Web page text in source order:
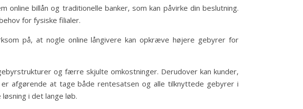
billån og traditionelle banker, som kan påvirke din beslutning.
for fysiske filialer.
på, at nogle online långivere kan opkræve højere gebyrer for
og færre skjulte omkostninger. Derudover kan kunder,
afgørende at tage både rentesatsen og alle tilknyttede gebyrer i
i det lange løb.